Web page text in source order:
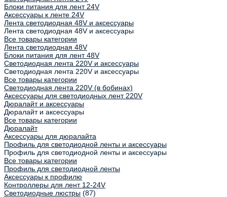
Блоки питания для лент 24V
Аксессуары к ленте 24V
Лента светодиодная 48V и аксессуары
Лента светодиодная 48V и аксессуары
Все товары категории
Лента светодиодная 48V
Блоки питания для лент 48V
Светодиодная лента 220V и аксессуары
Светодиодная лента 220V и аксессуары
Все товары категории
Светодиодная лента 220V (в бобинах)
Аксессуары для светодиодных лент 220V
Дюралайт и аксессуары
Дюралайт и аксессуары
Все товары категории
Дюралайт
Аксессуары для дюралайта
Профиль для светодиодной ленты и аксессуары
Профиль для светодиодной ленты и аксессуары
Все товары категории
Профиль для светодиодной ленты
Аксессуары к профилю
Контроллеры для лент 12-24V
Светодиодные люстры (87)